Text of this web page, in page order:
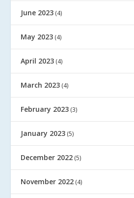
June 2023 (4)
May 2023 (4)
April 2023 (4)
March 2023 (4)
February 2023 (3)
January 2023 (5)
December 2022 (5)
November 2022 (4)